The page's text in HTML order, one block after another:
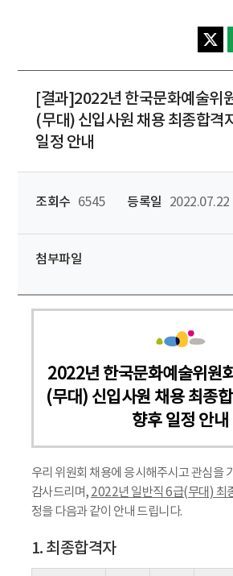
[결과]2022년 한국문화예술위
(무대) 신입사원 채용 최종합격
일정 안내
조회수 6545 등록일 2022.07.22
첨부파일
2022년 한국문화예술위원
(무대) 신입사원 채용 최종
향후 일정 안내
우리 위원회 채용에 응시해주시고 관심을
감사드리며, 2022년 일반직 6급(무대) 최
정을 다음과 같이 안내 드립니다.
1. 최종합격자